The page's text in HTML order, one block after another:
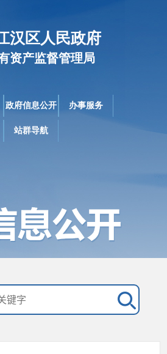
汉区人民政府
资产监督管理局
政府信息公开 办事服务
站群导航